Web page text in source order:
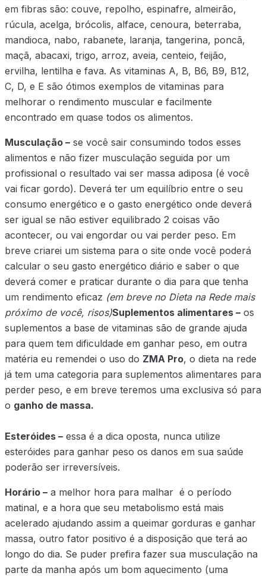
em fibras são: couve, repolho, espinafre, almeirão,
rúcula, acelga, brócolis, alface, cenoura, beterraba,
mandioca, nabo, rabanete, laranja, tangerina, poncã,
maçã, abacaxi, trigo, arroz, aveia, centeio, feijão,
ervilha, lentilha e fava. As vitaminas A, B, B6, B9, B12,
C, D, e E são ótimos exemplos de vitaminas para
melhorar o rendimento muscular e facilmente
encontrado em quase todos os alimentos.
Musculação – se você sair consumindo todos esses
alimentos e não fizer musculação seguida por um
profissional o resultado vai ser massa adiposa (é você
vai ficar gordo). Deverá ter um equilíbrio entre o seu
consumo energético e o gasto energético onde deverá
ser igual se não estiver equilibrado 2 coisas vão
acontecer, ou vai engordar ou vai perder peso. Em
breve criarei um sistema para o site onde você poderá
calcular o seu gasto energético diário e saber o que
deverá comer e praticar durante o dia para que tenha
um rendimento eficaz (em breve no Dieta na Rede mais
próximo de você, risos)Suplementos alimentares – os
suplementos a base de vitaminas são de grande ajuda
para quem tem dificuldade em ganhar peso, em outra
matéria eu remendei o uso do ZMA Pro, o dieta na rede
já tem uma categoria para suplementos alimentares para
perder peso, e em breve teremos uma exclusiva só para
o ganho de massa.
Esteróides – essa é a dica oposta, nunca utilize
esteróides para ganhar peso os danos em sua saúde
poderão ser irreversíveis.
Horário – a melhor hora para malhar é o período
matinal, e a hora que seu metabolismo está mais
acelerado ajudando assim a queimar gorduras e ganhar
massa, outro fator positivo é a disposição que terá ao
longo do dia. Se puder prefira fazer sua musculação na
parte da manha após um bom aquecimento (uma